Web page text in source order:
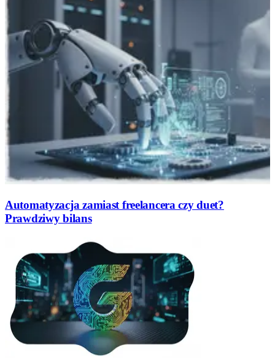
Automatyzacja zamiast freelancera czy duet?
Prawdziwy bilans